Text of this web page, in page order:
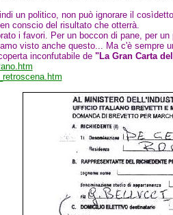
un politico, non può ignorare il
conscio del risultato che otterrà.
i favori. Per un boccon di pane, per
visto anche questo... Ma c'è sempre
inconfutabile de "La Gran Carta